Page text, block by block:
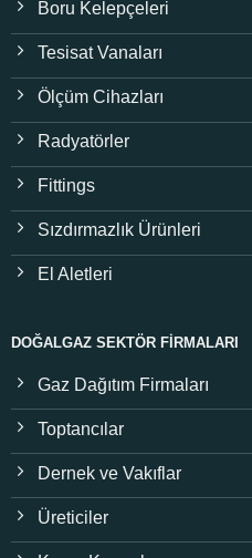
Boru Kelepçeleri
Tesisat Vanaları
Ölçüm Cihazları
Radyatörler
Fittings
Sızdırmazlık Ürünleri
El Aletleri
DOĞALGAZ SEKTÖR FIRMALARI
Gaz Dağıtım Firmaları
Toptancılar
Dernek ve Vakıflar
Üreticiler